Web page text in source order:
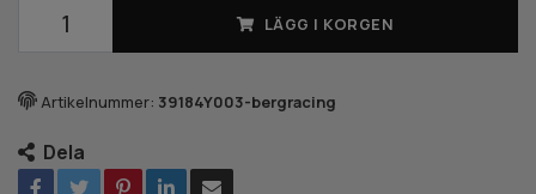
LÄGG I KORGEN
Artikelnummer: 39184Y003-bergracing
Dela